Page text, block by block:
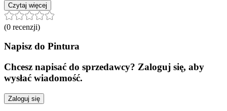
Czytaj więcej
(0 recenzji)
Napisz do Pintura
Chcesz napisać do sprzedawcy? Zaloguj się, aby
wysłać wiadomość.
Zaloguj się